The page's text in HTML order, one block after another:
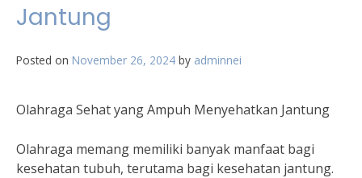
Jantung
Posted on November 26, 2024 by adminnei
Olahraga Sehat yang Ampuh Menyehatkan Jantung
Olahraga memang memiliki banyak manfaat bagi
kesehatan tubuh, terutama bagi kesehatan jantung.